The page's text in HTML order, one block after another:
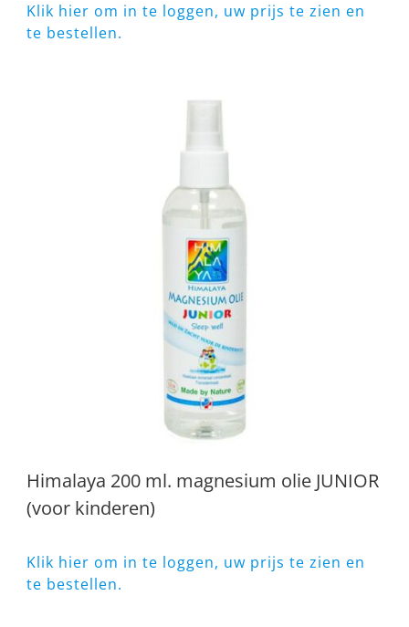
Klik hier om in te loggen, uw prijs te zien en
te bestellen.
Himalaya 200 ml. magnesium olie JUNIOR
(voor kinderen)
Klik hier om in te loggen, uw prijs te zien en
te bestellen.